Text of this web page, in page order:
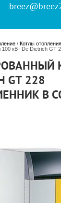
/ Котлы отопления
кВт De Dietrich GT
GT 228
В